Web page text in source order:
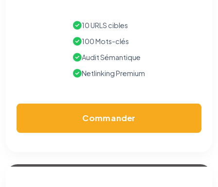
10 URLS cibles
100 Mots-clés
Audit Sémantique
Netlinking Premium
Commander